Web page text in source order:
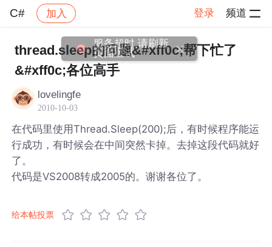
C# 加入 登录 频道
社区 C# 帖子详情
thread.sleep的问题&#xff0c;帮下忙了
&#xff0c;各位高手
lovelingfe
2010-10-03
在代码里使用Thread.Sleep(200);后，有时候程序能运
行成功，有时候会在中间突然卡掉。去掉这段代码就好
了。
代码是VS2008转成2005的。谢谢各位了。
给本帖投票
服务超时,请刷新
页面重试